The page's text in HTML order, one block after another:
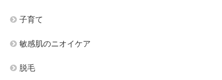
子育て
敏感肌のニオイケア
脱毛